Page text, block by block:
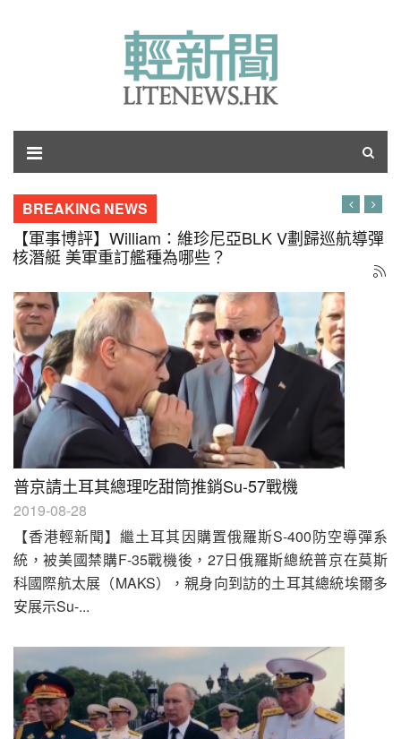
BREAKING NEWS
【軍事博評】William：維珍尼亞BLK V劃歸巡航導彈
核潛艇 美軍重訂艦種為哪些？
普京請土耳其總理吃甜筒推銷Su-57戰機
2019-08-28
【香港輕新聞】繼土耳其因購置俄羅斯S-400防空導彈系
統，被美國禁購F-35戰機後，27日俄羅斯總統普京在莫斯
科國際航太展（MAKS），親身向到訪的土耳其總統埃爾多
安展示Su-...